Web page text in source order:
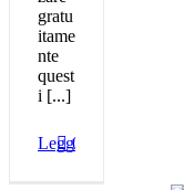
gratu
itame
nte
quest
i [...]
Leggi
0